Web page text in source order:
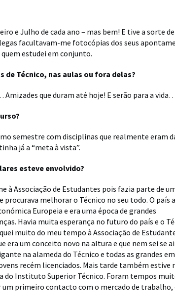
e Julho de cada ano – mas bem! E tive a sorte
facultavam-me fotocópias dos seus
estudei em conjunto.
de Técnico, nas aulas ou fora delas?
que duram até hoje! E serão para a
semestre com disciplinas que realmente eram
já a “meta à vista”.
esteve envolvido?
à Associação de Estudantes pois fazia parte de
melhorar o Técnico no seu todo. O país
Europeia e era uma época de grandes
Havia muita esperança no futuro do país e o
muito do meu tempo à Associação de
era um conceito novo na altura e que nem sei se
na alameda do Técnico e todas as grandes
recém licenciados. Mais tarde também estive
do Instituto Superior Técnico. Foram tempos
um primeiro contacto com o mercado de trabalho,